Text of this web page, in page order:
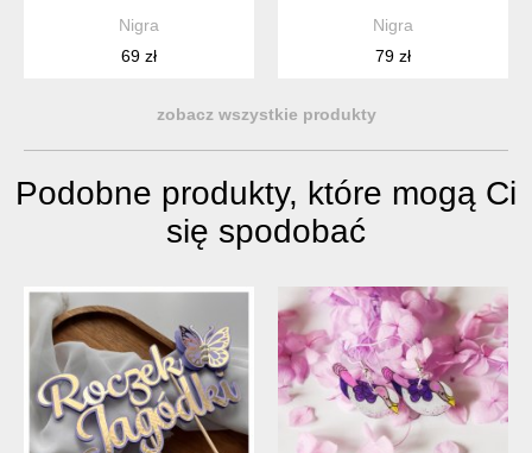
Nigra
69 zł
Nigra
79 zł
zobacz wszystkie produkty
Podobne produkty, które mogą Ci
się spodobać